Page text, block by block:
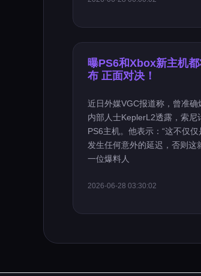
曝PS6和Xbox新主机
布 正面对决！
近日外媒VGC报道称，曾准确
内部人士KeplerL2透露，索尼
PS6主机。他表示：“这不仅
发生任何意外的延迟，否则这
一位爆料人
2026-06-28 03:30:02